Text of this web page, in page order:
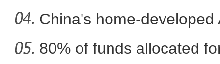
co
China's home-
80% of funds allocated